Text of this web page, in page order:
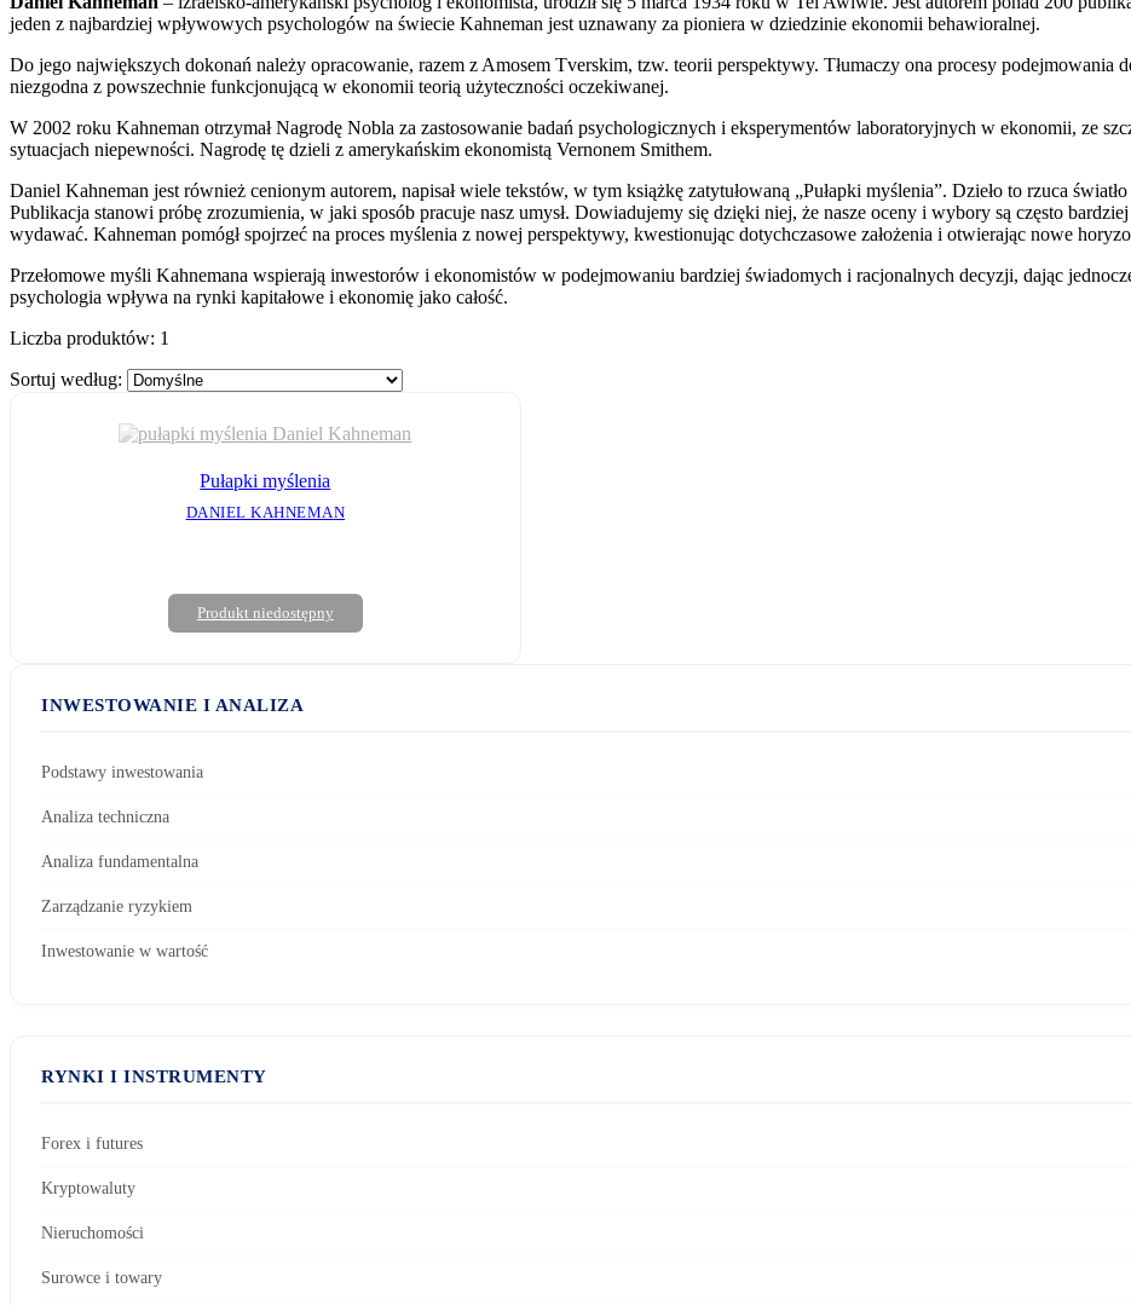
jeden z najbardziej wpływowych psychologów na świecie Kahneman jest uznawany za pioniera w dziedzinie ekonomii behawioralnej.
Do jego największych dokonań należy opracowanie, razem z Amosem Tverskim, tzw. teorii perspektywy. Tłumaczy ona procesy
niezgodna z powszechnie funkcjonującą w ekonomii teorią użyteczności oczekiwanej.
W 2002 roku Kahneman otrzymał Nagrodę Nobla za zastosowanie badań psychologicznych i eksperymentów laboratoryjnych w ekonomii, ze
sytuacjach niepewności. Nagrodę tę dzieli z amerykańskim ekonomistą Vernonem Smithem.
Daniel Kahneman jest również cenionym autorem, napisał wiele tekstów, w tym książkę zatytułowaną „Pułapki myślenia”. Dzieło to rzuca
Publikacja stanowi próbę zrozumienia, w jaki sposób pracuje nasz umysł. Dowiadujemy się dzięki niej, że nasze oceny i wybory są często
wydawać. Kahneman pomógł spojrzeć na proces myślenia z nowej perspektywy, kwestionując dotychczasowe założenia i otwierając nowe
Przełomowe myśli Kahnemana wspierają inwestorów i ekonomistów w podejmowaniu bardziej świadomych i racjonalnych decyzji, dając
psychologia wpływa na rynki kapitałowe i ekonomię jako całość.
Liczba produktów: 1
Sortuj według:
Pułapki myślenia
DANIEL KAHNEMAN
Produkt niedostępny
INWESTOWANIE I ANALIZA
Podstawy inwestowania
Analiza techniczna
Analiza fundamentalna
Zarządzanie ryzykiem
Inwestowanie w wartość
RYNKI I INSTRUMENTY
Forex i futures
Kryptowaluty
Nieruchomości
Surowce i towary